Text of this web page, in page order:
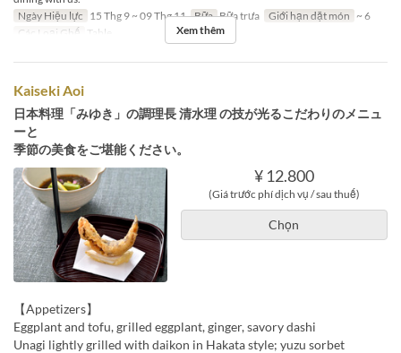
Ngày Hiệu lực 15 Thg 9 ~ 09 Thg 11 Bữa Bữa trưa Giới hạn dặt món ~ 6
Các Loại Ghế Table Xem thêm
Kaiseki Aoi
日本料理「みゆき」の調理長 清水理 の技が光るこだわりのメニュ
ーと
季節の美食をご堪能ください。
¥ 12.800
(Giá trước phí dịch vụ / sau thuế)
Chọn
【Appetizers】
Eggplant and tofu, grilled eggplant, ginger, savory dashi
Unagi lightly grilled with daikon in Hakata style; yuzu sorbet